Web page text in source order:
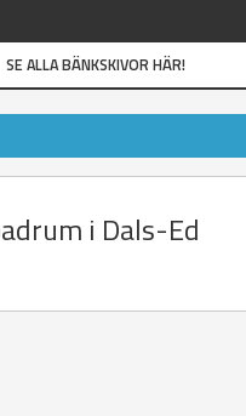
SE ALLA BÄNKSKIVOR HÄR!
i Dals-Ed